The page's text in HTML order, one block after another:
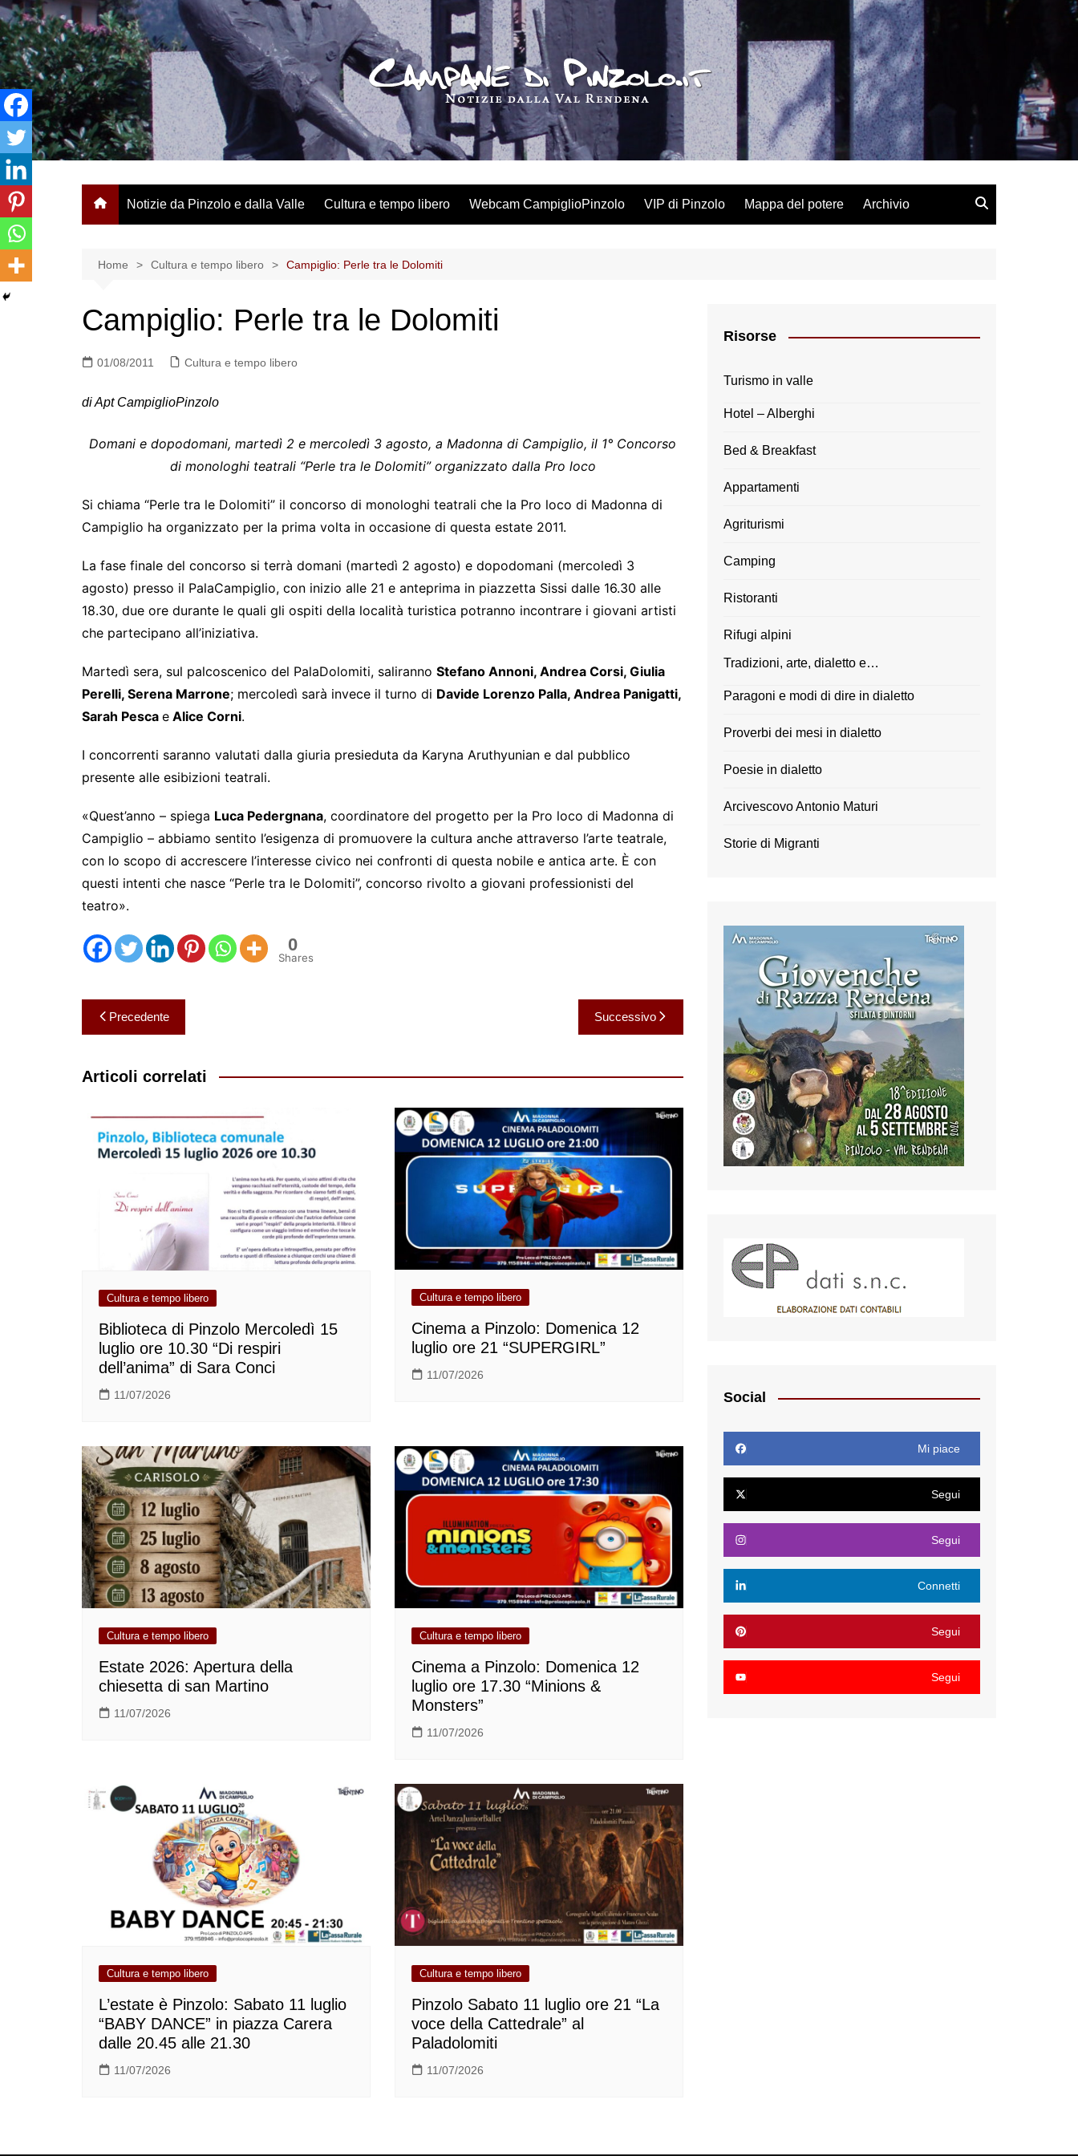
Salta
al
contenuto
Notizie da Pinzolo e dalla Valle Cultura e tempo libero Webcam CampiglioPinzolo VIP di Pinzolo Mappa del potere Archivio
Home Cultura e tempo libero Campiglio: Perle tra le Dolomiti
Campiglio: Perle tra le Dolomiti
01/08/2011 Cultura e tempo libero
di Apt CampiglioPinzolo
Domani e dopodomani, martedì 2 e mercoledì 3 agosto, a Madonna di Campiglio, il 1° Concorso
di monologhi teatrali “Perle tra le Dolomiti” organizzato dalla Pro loco
Si chiama “Perle tra le Dolomiti” il concorso di monologhi teatrali che la Pro loco di Madonna di
Campiglio ha organizzato per la prima volta in occasione di questa estate 2011.
La fase finale del concorso si terrà domani (martedì 2 agosto) e dopodomani (mercoledì 3
agosto) presso il PalaCampiglio, con inizio alle 21 e anteprima in piazzetta Sissi dalle 16.30 alle
18.30, due ore durante le quali gli ospiti della località turistica potranno incontrare i giovani artisti
che partecipano all’iniziativa.
Martedì sera, sul palcoscenico del PalaDolomiti, saliranno Stefano Annoni, Andrea Corsi, Giulia
Perelli, Serena Marrone; mercoledì sarà invece il turno di Davide Lorenzo Palla, Andrea Panigatti,
Sarah Pesca e Alice Corni.
I concorrenti saranno valutati dalla giuria presieduta da Karyna Aruthyunian e dal pubblico
presente alle esibizioni teatrali.
«Quest’anno – spiega Luca Pedergnana, coordinatore del progetto per la Pro loco di Madonna di
Campiglio – abbiamo sentito l’esigenza di promuovere la cultura anche attraverso l’arte teatrale,
con lo scopo di accrescere l’interesse civico nei confronti di questa nobile e antica arte. È con
questi intenti che nasce “Perle tra le Dolomiti”, concorso rivolto a giovani professionisti del
teatro».
0
Shares
Navigazione
articoli
Precedente Successivo
Articoli correlati
Cultura e tempo libero
Biblioteca di Pinzolo Mercoledì 15
luglio ore 10.30 “Di respiri
dell’anima” di Sara Conci
11/07/2026
Cultura e tempo libero
Cinema a Pinzolo: Domenica 12
luglio ore 21 “SUPERGIRL”
11/07/2026
Cultura e tempo libero
Estate 2026: Apertura della
chiesetta di san Martino
11/07/2026
Cultura e tempo libero
Cinema a Pinzolo: Domenica 12
luglio ore 17.30 “Minions &
Monsters”
11/07/2026
Cultura e tempo libero
L’estate è Pinzolo: Sabato 11 luglio
“BABY DANCE” in piazza Carera
dalle 20.45 alle 21.30
11/07/2026
Cultura e tempo libero
Pinzolo Sabato 11 luglio ore 21 “La
voce della Cattedrale” al
Paladolomiti
11/07/2026
Risorse
Turismo in valle
Hotel – Alberghi
Bed & Breakfast
Appartamenti
Agriturismi
Camping
Ristoranti
Rifugi alpini
Tradizioni, arte, dialetto e…
Paragoni e modi di dire in dialetto
Proverbi dei mesi in dialetto
Poesie in dialetto
Arcivescovo Antonio Maturi
Storie di Migranti
Social
Mi piace
Segui
Segui
Connetti
Segui
Segui